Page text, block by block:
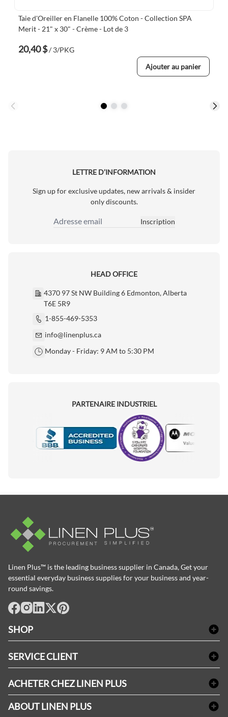
Taie d'Oreiller en Flanelle 100% Coton - Collection SPA
Merit - 21" x 30" - Crème - Lot de 3
20,40 $/ 3/PKG
Ajouter au panier
LETTRE D’INFORMATION
Sign up for exclusive updates, new arrivals & insider
only discounts.
Adresse email
Inscription
HEAD OFFICE
4370 97 St NW Building 6 Edmonton, Alberta
T6E 5R9
1-855-469-5353
info@linenplus.ca
Monday - Friday: 9 AM to 5:30 PM
PARTENAIRE INDUSTRIEL
Motorola
Linen Plus™ is the leading business supplier in Canada, Get your
essential everyday business supplies for your business and year-
round savings.
SHOP
Nappes & serviettes de table
Fournitures de conciergerie
Fournitures médicales
SERVICE CLIENT
Refund & Return
ACHETER CHEZ LINEN PLUS
Politique d'alignement des prix
ABOUT LINEN PLUS